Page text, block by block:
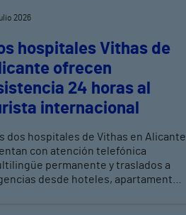
2026
hospitales Vithas de
ofrecen
24 horas al
internacional
dos hospitales de Vithas en Alicante
con atención telefónica
permanente y traslados a
desde hoteles, apartamentos